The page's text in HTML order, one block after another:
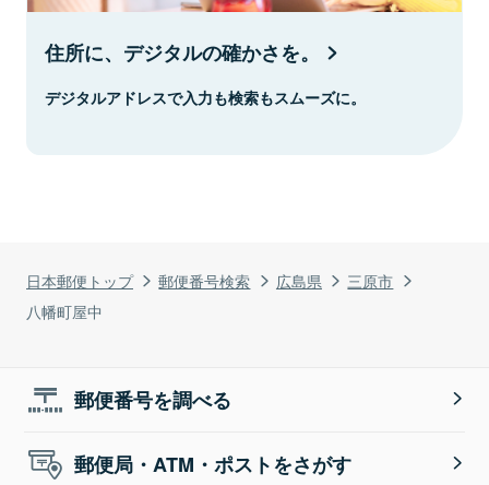
日本郵便トップ 郵便番号検索 広島県
三原市
八幡町屋中
住所に、デジタルの確かさを。
デジタルアドレスで入力も検索もスムーズに。
郵便番号を調べる
郵便局・ATM・ポストをさがす